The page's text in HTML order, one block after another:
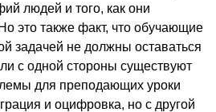
людей и того, как они
это также факт, что обучающие
задачей не должны оставаться
с одной стороны существуют
для преподающих уроки
и оцифровка, но с другой